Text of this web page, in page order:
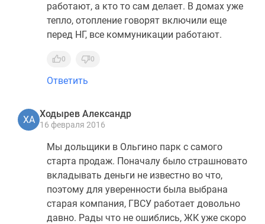
работают, а кто то сам делает. В домах уже
тепло, отопление говорят включили еще
перед НГ, все коммуникации работают.
0 0
Ответить
ХА
Ходырев Александр
16 февраля 2016
Мы дольщики в Ольгино парк с самого
старта продаж. Поначалу было страшновато
вкладывать деньги не известно во что,
поэтому для уверенности была выбрана
старая компания, ГВСУ работает довольно
давно. Рады что не ошиблись, ЖК уже скоро